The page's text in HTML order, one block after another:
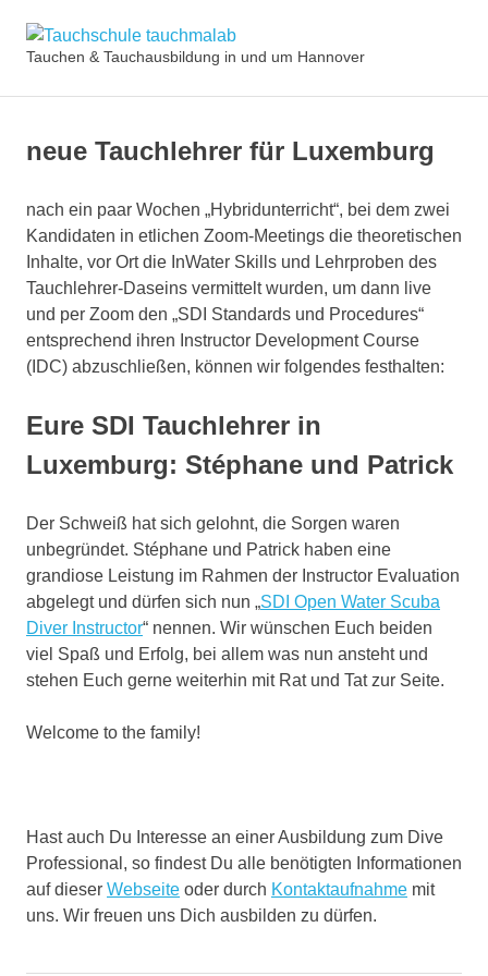
Inhalt
springen
Tauchschule
tauchmalab
Tauchen & Tauchausbildung in und um Hannover
neue Tauchlehrer für Luxemburg
nach ein paar Wochen „Hybridunterricht“, bei dem zwei
Kandidaten in etlichen Zoom-Meetings die theoretischen
Inhalte, vor Ort die InWater Skills und Lehrproben des
Tauchlehrer-Daseins vermittelt wurden, um dann live
und per Zoom den „SDI Standards und Procedures“
entsprechend ihren Instructor Development Course
(IDC) abzuschließen, können wir folgendes festhalten:
Eure SDI Tauchlehrer in
Luxemburg: Stéphane und Patrick
Der Schweiß hat sich gelohnt, die Sorgen waren
unbegründet. Stéphane und Patrick haben eine
grandiose Leistung im Rahmen der Instructor Evaluation
abgelegt und dürfen sich nun „SDI Open Water Scuba
Diver Instructor“ nennen. Wir wünschen Euch beiden
viel Spaß und Erfolg, bei allem was nun ansteht und
stehen Euch gerne weiterhin mit Rat und Tat zur Seite.
Welcome to the family!
Hast auch Du Interesse an einer Ausbildung zum Dive
Professional, so findest Du alle benötigten Informationen
auf dieser Webseite oder durch Kontaktaufnahme mit
uns. Wir freuen uns Dich ausbilden zu dürfen.